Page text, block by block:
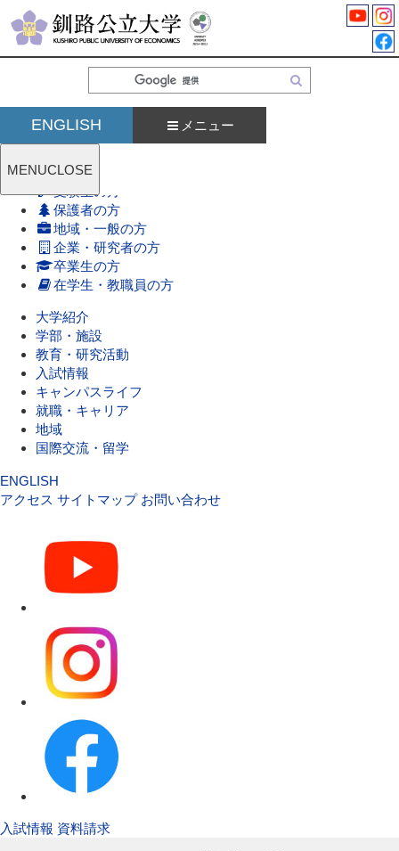
索
ENGLISH メニュー
MENUCLOSE
受験生の方
保護者の方
地域・一般の方
企業・研究者の方
卒業生の方
在学生・教職員の方
大学紹介
学部・施設
教育・研究活動
入試情報
キャンパスライフ
就職・キャリア
地域
国際交流・留学
ENGLISH
アクセス サイトマップ お問い合わせ
入試情報 資料請求